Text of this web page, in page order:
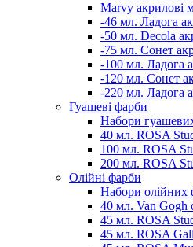
Marvy акрилові
-46 мл. Ладога
-50 мл. Decola
-75 мл. Сонет
-100 мл. Ладога
-120 мл. Сонет
-220 мл. Ладога
Гуашеві фарби
Набори
40 мл. ROSA
100 мл. ROSA
200 мл. ROSA
Олійні фарби
Набори олійних
40 мл. Van Gogh
45 мл. ROSA
45 мл. ROSA